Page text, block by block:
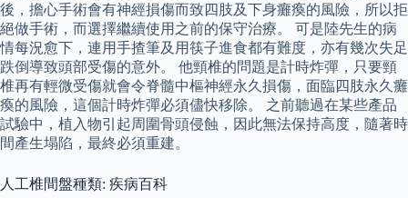
後，擔心手術會有神經損傷而致四肢及下身癱瘓的風險，所以拒
絕做手術，而選擇繼續使用之前的保守治療。 可是陸先生的病
情每況愈下，連用手揸筆及用筷子進食都有難度，亦有幾次失足
跌倒導致頭部受傷的意外。 他頸椎的問題是計時炸彈，只要頸
椎再有輕微受傷就會令脊髓中樞神經永久損傷，面臨四肢永久癱
瘓的風險，這個計時炸彈必須儘快移除。 之前聽過在某些產品
試驗中，植入物引起周圍骨頭侵蝕，因此無法保持高度，隨著時
間產生塌陷，最終必須重建。
人工椎間盤種類: 疾病百科